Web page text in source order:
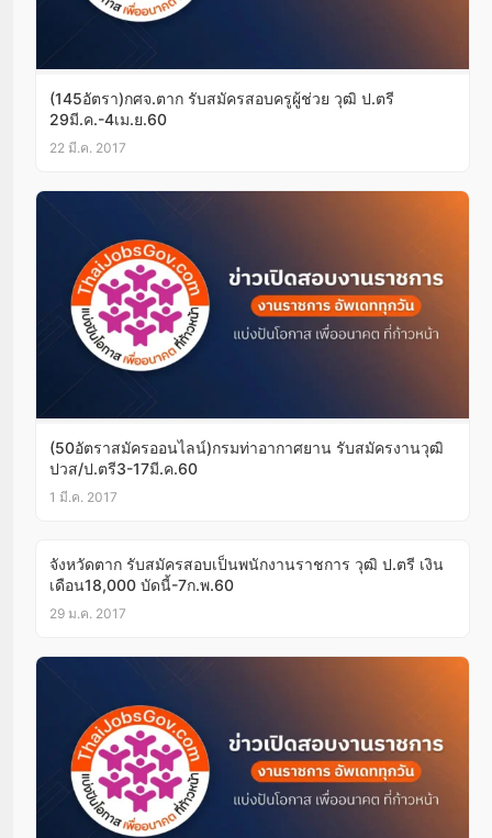
(145อัตรา)กศจ.ตาก รับสมัครสอบครูผู้ช่วย วุฒิ ป.ตรี
29มี.ค.-4เม.ย.60
22 มี.ค. 2017
(50อัตราสมัครออนไลน์)กรมท่าอากาศยาน รับสมัครงานวุฒิ
ปวส/ป.ตรี3-17มี.ค.60
1 มี.ค. 2017
จังหวัดตาก รับสมัครสอบเป็นพนักงานราชการ วุฒิ ป.ตรี เงิน
เดือน18,000 บัดนี้-7ก.พ.60
29 ม.ค. 2017